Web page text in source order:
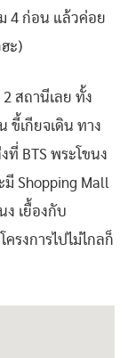
4 ก่อน แล้วค่อย
ะ)
2 สถานีเลย ทั้ง
ขี้เกียจเดิน ทาง
ที่ BTS พระโขนง
Shopping Mall
ง เยื้องกับ
ครงการไปไม่ไกลก็